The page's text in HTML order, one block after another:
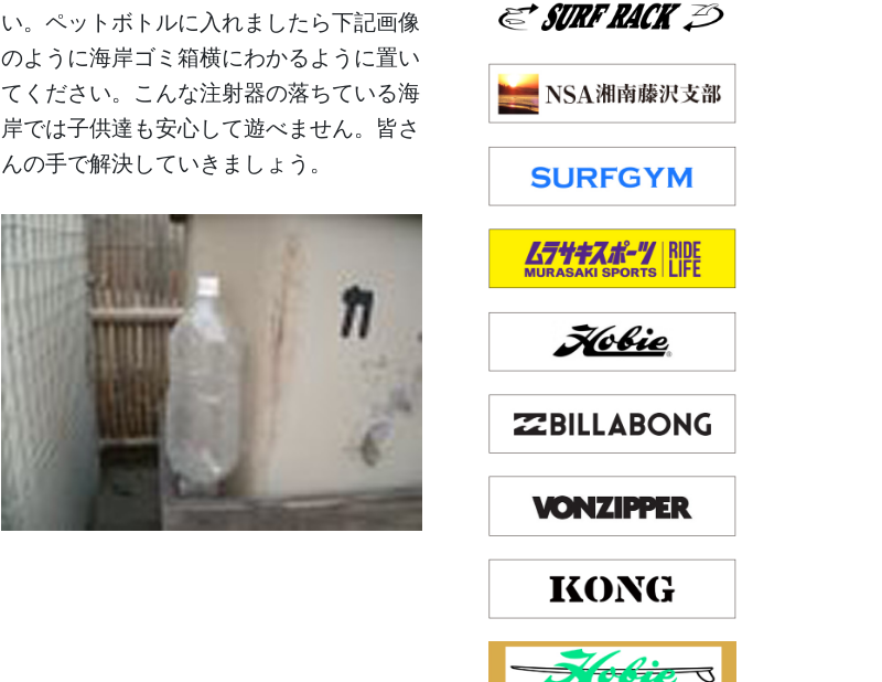
い。ペットボトルに入れましたら下記画像
のように海岸ゴミ箱横にわかるように置い
てください。こんな注射器の落ちている海
岸では子供達も安心して遊べません。皆さ
んの手で解決していきましょう。